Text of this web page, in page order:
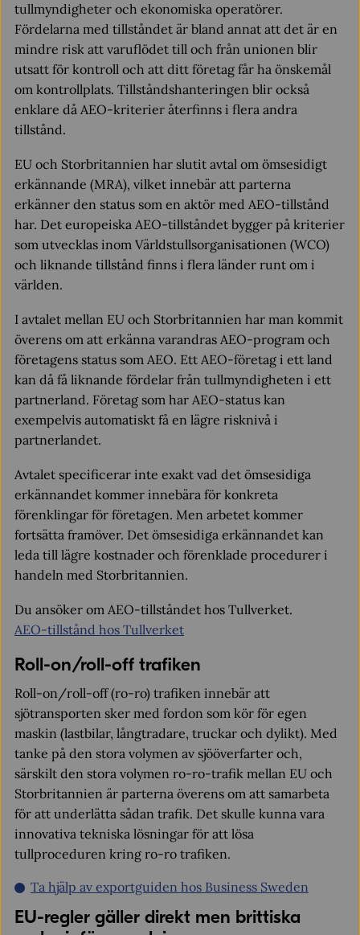
tullmyndigheter och ekonomiska operatörer.
Fördelarna med tillståndet är bland annat att det är en
mindre risk att varuflödet till och från unionen blir
utsatt för kontroll och att ditt företag får ha önskemål
om kontrollplats. Tillståndshanteringen blir också
enklare då AEO-kriterier återfinns i flera andra
tillstånd.
EU och Storbritannien har slutit avtal om ömsesidigt
erkännande (MRA), vilket innebär att parterna
erkänner den status som en aktör med AEO-tillstånd
har. Det europeiska AEO-tillståndet bygger på kriterier
som utvecklas inom Världstullsorganisationen (WCO)
och liknande tillstånd finns i flera länder runt om i
världen.
I avtalet mellan EU och Storbritannien har man kommit
överens om att erkänna varandras AEO-program och
företagens status som AEO. Ett AEO-företag i ett land
kan då få liknande fördelar från tullmyndigheten i ett
partnerland. Företag som har AEO-status kan
exempelvis automatiskt få en lägre risknivå i
partnerlandet.
Avtalet specificerar inte exakt vad det ömsesidiga
erkännandet kommer innebära för konkreta
förenklingar för företagen. Men arbetet kommer
fortsätta framöver. Det ömsesidiga erkännandet kan
leda till lägre kostnader och förenklade procedurer i
handeln med Storbritannien.
Du ansöker om AEO-tillståndet hos Tullverket.
AEO-tillstånd hos Tullverket
Roll-on/roll-off trafiken
Roll-on/roll-off (ro-ro) trafiken innebär att
sjötransporten sker med fordon som kör för egen
maskin (lastbilar, långtradare, truckar och dylikt). Med
tanke på den stora volymen av sjööverfarter och,
särskilt den stora volymen ro-ro-trafik mellan EU och
Storbritannien är parterna överens om att samarbeta
för att underlätta sådan trafik. Det skulle kunna vara
innovativa tekniska lösningar för att lösa
tullproceduren kring ro-ro trafiken.
Ta hjälp av exportguiden hos Business Sweden
EU-regler gäller direkt men brittiska